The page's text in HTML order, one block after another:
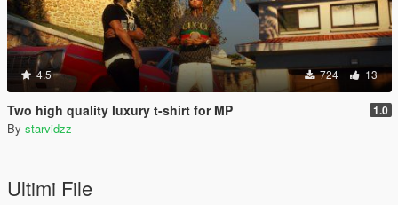
4.5 724 13
Two high quality luxury t-shirt for MP 1.0
By starvidzz
Ultimi File